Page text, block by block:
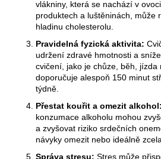
vlákniny, která se nachází v
produktech a luštěninách, může
hladinu cholesterolu.
Pravidelná fyzická aktivita:
udržení zdravé hmotnosti a
cvičení, jako je chůze, běh,
doporučuje alespoň 150 minut
týdně.
Přestat kouřit a omezit alkohol:
konzumace alkoholu mohou
a zvyšovat riziko srdečních
návyky omezit nebo ideálně
Správa stresu: Stres může